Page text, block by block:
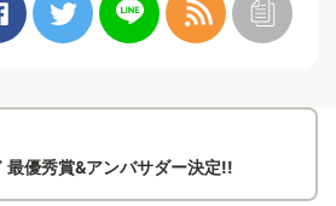
最優秀賞&アンバサダー決定!!